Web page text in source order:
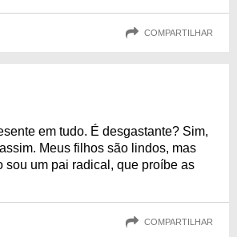
COMPARTILHAR
em tudo. É desgastante? Sim,
Meus filhos são lindos, mas
sou um pai radical, que proíbe as
COMPARTILHAR